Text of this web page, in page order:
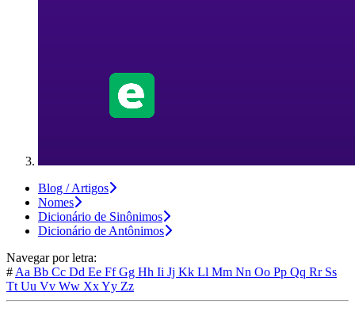
Blog / Artigos
Nomes
Dicionário de Sinônimos
Dicionário de Antônimos
Navegar por letra:
# Aa Bb Cc Dd Ee FfGg Hh Ii Jj Kk Ll Mm Nn Oo Pp Qq Rr Ss
Tt Uu Vv Ww XxYy Zz